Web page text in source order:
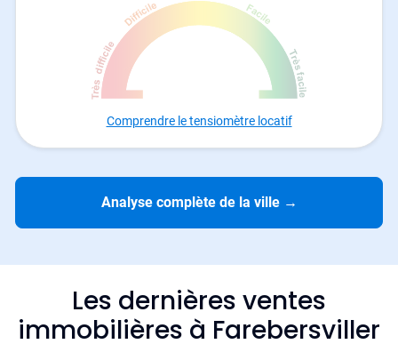
Comprendre le tensiomètre locatif
Analyse complète de la ville →
Les dernières ventes
immobilières à Farebersviller